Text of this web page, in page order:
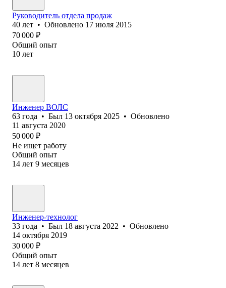
Руководитель отдела продаж
40 лет • Обновлено 17 июля 2015
70 000 ₽
Общий опыт
10 лет
Инженер ВОЛС
63 года • Был 13 октября 2025 • Обновлено
11 августа 2020
50 000 ₽
Не ищет работу
Общий опыт
14 лет 9 месяцев
Инженер-технолог
33 года • Был 18 августа 2022 • Обновлено
14 октября 2019
30 000 ₽
Общий опыт
14 лет 8 месяцев